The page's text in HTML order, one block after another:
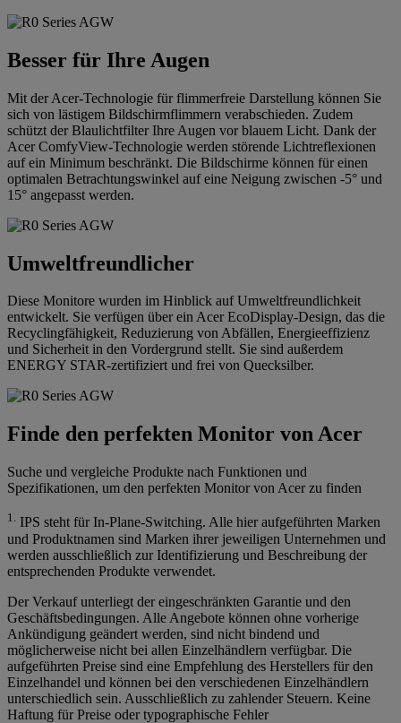
Besser für Ihre Augen
Mit der Acer-Technologie für flimmerfreie Darstellung können Sie
sich von lästigem Bildschirmflimmern verabschieden. Zudem
schützt der Blaulichtfilter Ihre Augen vor blauem Licht. Dank der
Acer ComfyView-Technologie werden störende Lichtreflexionen
auf ein Minimum beschränkt. Die Bildschirme können für einen
optimalen Betrachtungswinkel auf eine Neigung zwischen -5° und
15° angepasst werden.
Umweltfreundlicher
Diese Monitore wurden im Hinblick auf Umweltfreundlichkeit
entwickelt. Sie verfügen über ein Acer EcoDisplay-Design, das die
Recyclingfähigkeit, Reduzierung von Abfällen, Energieeffizienz
und Sicherheit in den Vordergrund stellt. Sie sind außerdem
ENERGY STAR-zertifiziert und frei von Quecksilber.
Finde den perfekten Monitor von Acer
Suche und vergleiche Produkte nach Funktionen und
Spezifikationen, um den perfekten Monitor von Acer zu finden
1. IPS steht für In-Plane-Switching. Alle hier aufgeführten Marken
und Produktnamen sind Marken ihrer jeweiligen Unternehmen und
werden ausschließlich zur Identifizierung und Beschreibung der
entsprechenden Produkte verwendet.
Der Verkauf unterliegt der eingeschränkten Garantie und den
Geschäftsbedingungen. Alle Angebote können ohne vorherige
Ankündigung geändert werden, sind nicht bindend und
möglicherweise nicht bei allen Einzelhändlern verfügbar. Die
aufgeführten Preise sind eine Empfehlung des Herstellers für den
Einzelhandel und können bei den verschiedenen Einzelhändlern
unterschiedlich sein. Ausschließlich zu zahlender Steuern. Keine
Haftung für Preise oder typographische Fehler